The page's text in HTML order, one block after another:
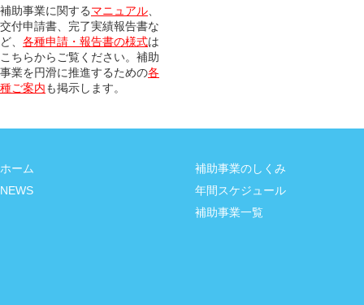
補助事業に関するマニュアル
交付申請書、完了実績報告書な
ど、 各種申請・報告書の様式は
こちらからご覧ください。補助
事業を円滑に推進するための各
種ご案内も掲示します。
ホーム
NEWS
補助事業のしくみ
年間スケジュール
補助事業一覧